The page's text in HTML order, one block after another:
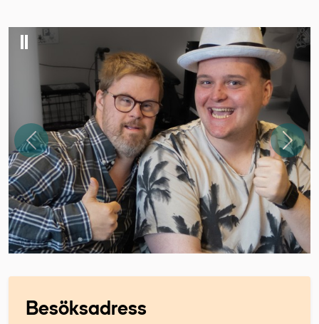
Föregående
Besöksadress